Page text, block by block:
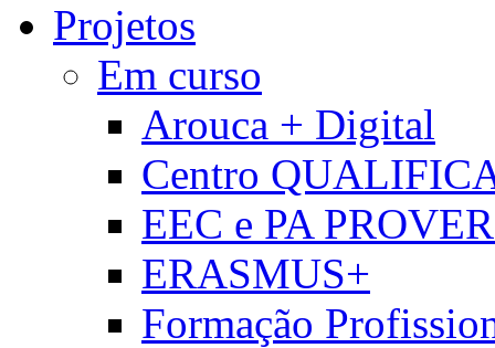
Projetos
Em curso
Arouca + Digital
Centro
EEC e PA
ERASMUS+
Formação